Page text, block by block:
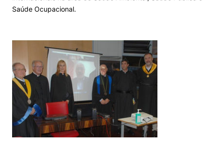
Saúde Ocupacional.